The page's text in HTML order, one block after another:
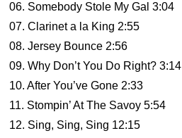
06. Somebody Stole My Gal 3:04
07. Clarinet a la King 2:55
08. Jersey Bounce 2:56
09. Why Don’t You Do Right? 3:14
10. After You’ve Gone 2:33
11. Stompin’ At The Savoy 5:54
12. Sing, Sing, Sing 12:15